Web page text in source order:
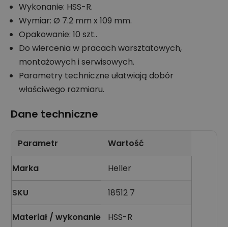
Wykonanie: HSS-R.
Wymiar: Ø 7.2 mm x 109 mm.
Opakowanie: 10 szt..
Do wiercenia w pracach warsztatowych,
montażowych i serwisowych.
Parametry techniczne ułatwiają dobór
właściwego rozmiaru.
Dane techniczne
Parametr Wartość
Marka Heller
SKU 18512 7
Materiał / wykonanie HSS-R